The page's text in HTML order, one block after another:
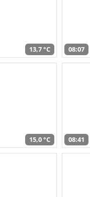
13,7 °C 08:07
15,0 °C 08:41